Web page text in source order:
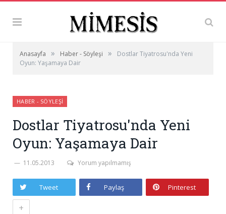
Anasayfa » Haber - Söyleşi »
Dostlar Tiyatrosu'nda Yeni
Oyun: Yaşamaya Dair
HABER - SÖYLEŞI
Dostlar Tiyatrosu'nda Yeni
Oyun: Yaşamaya Dair
11.05.2013 Yorum yapılmamış
Tweet Paylaş Pinterest
+